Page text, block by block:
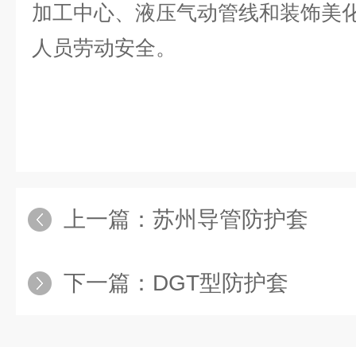
加工中心、液压气动管线和装饰美
人员劳动安全。
上一篇： 苏州导管防护套
下一篇： DGT型防护套